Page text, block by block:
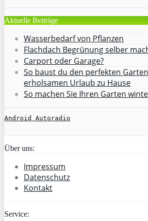
Aktuelle Beiträge
Wasserbedarf von Pflanzen
Flachdach Begrünung selber
Carport oder Garage?
So baust du den perfekten
erholsamen Urlaub zu Hause
So machen Sie Ihren Garten
Android Autoradio
Über uns:
Impressum
Datenschutz
Kontakt
Service: